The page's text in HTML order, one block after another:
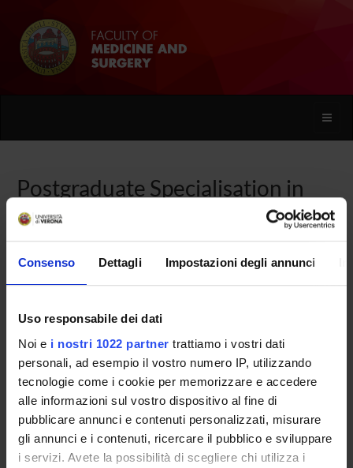
Consenso Dettagli Impostazioni degli annunci
Uso responsabile dei dati
Noi e i nostri 1022 partner trattiamo i vostri dati
personali, ad esempio il vostro numero IP, utilizzando
tecnologie come i cookie per memorizzare e accedere
alle informazioni sul vostro dispositivo al fine di
pubblicare annunci e contenuti personalizzati, misurare
gli annunci e i contenuti, ricercare il pubblico e sviluppare
i servizi. Avete la possibilità di scegliere chi utilizza i
Toggle
Postgraduate Specialisation in
Geriatrics
Home
Overview
Enrolment Procedures and Admission Requirements
Degree Programme
Courses
Notices
Governing bodies
Rete formativa